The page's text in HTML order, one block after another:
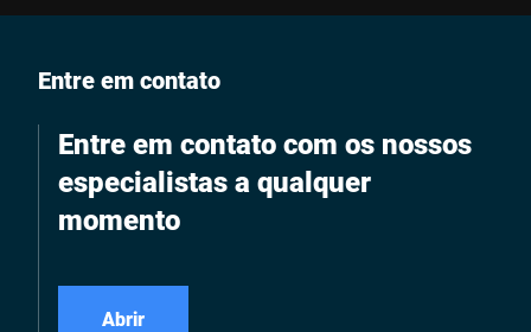
Entre em contato
Entre em contato com os nossos
especialistas a qualquer
momento
Abrir